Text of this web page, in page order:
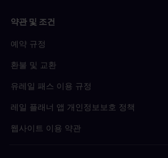
약관 및 조건
예약 규정
환불 및 교환
유레일 패스 이용 규정
레일 플래너 앱 개인정보보호 정책
웹사이트 이용 약관